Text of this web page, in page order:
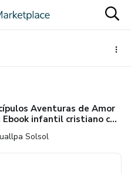
Aventuras de Amor
infantil cristiano con
Solsol